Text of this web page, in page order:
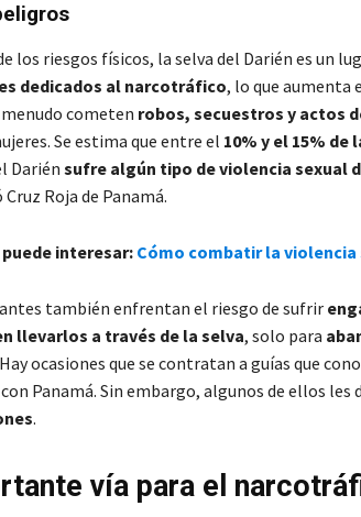
los riesgos físicos, la selva del Darién es un
dedicados al narcotráfico, lo que aumenta
cometen robos, secuestros y actos
Se estima que entre el 10% y el 15% de
Darién sufre algún tipo de violencia sexual
Roja de Panamá.
interesar: Cómo combatir la
también enfrentan el riesgo de sufrir
llevarlos a través de la selva, solo para
ocasiones que se contratan a guías que
Panamá. Sin embargo, algunos de ellos les
.
vía para el